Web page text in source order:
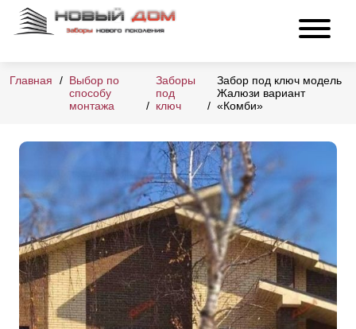
Главная
Выбор по
способу
монтажа
Заборы
под
ключ
Забор под ключ модель
Жалюзи вариант
«Комби»